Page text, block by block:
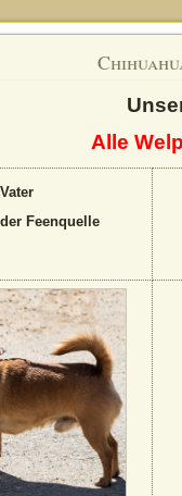
Alle
Vater
Feenquelle